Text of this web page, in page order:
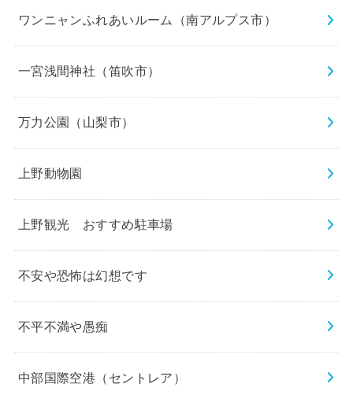
ワンニャンふれあいルーム（南アルプス市）
一宮浅間神社（笛吹市）
万力公園（山梨市）
上野動物園
上野観光 おすすめ駐車場
不安や恐怖は幻想です
不平不満や愚痴
中部国際空港（セントレア）